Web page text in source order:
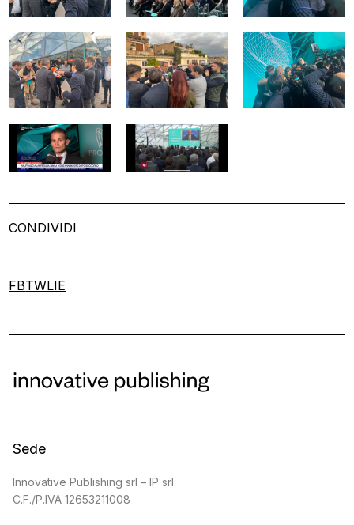
CONDIVIDI
FBTWLIE
Sede
Innovative Publishing srl – IP srl
C.F./P.IVA 12653211008